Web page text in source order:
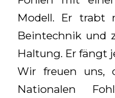
Modell. Er trabt
Beintechnik und
Haltung. Er fängt
Wir freuen uns,
Nationalen